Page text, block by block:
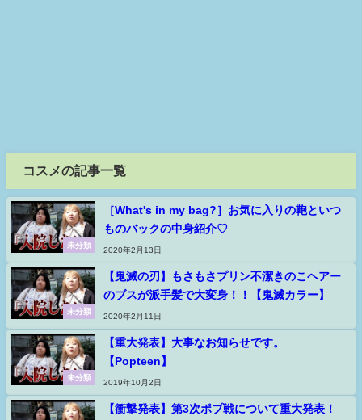
コスメの記事一覧
未分類
［What's in my bag?］お気に入りの鞄といつ
ものバックの中身紹介♡
2020年2月13日
未分類
【鬼滅の刃】もさもさプリン不潔きのこヘアー
のブスが派手髪で大変身！！【鬼滅カラー】
2020年2月11日
未分類
【重大発表】大事なお知らせです。
【Popteen】
2019年10月2日
【衝撃発表】第3次ポプ戦について重大発表！